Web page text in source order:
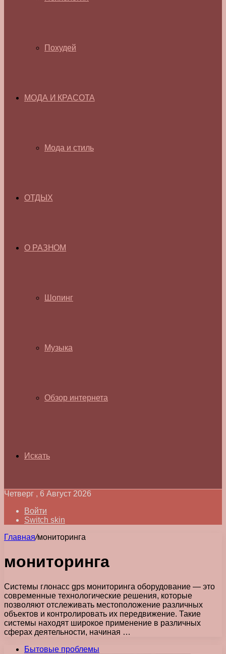
Похудей
МОДА И КРАСОТА
Мода и стиль
ОТДЫХ
О РАЗНОМ
Шопинг
Музыка
Обзор интернета
Искать
Четверг , 6 Август 2026
Войти
Switch skin
Главная/мониторинга
мониторинга
Системы глонасс gps мониторинга оборудование — это
современные технологические решения, которые
позволяют отслеживать местоположение различных
объектов и контролировать их передвижение. Такие
системы находят широкое применение в различных
сферах деятельности, начиная …
Бытовые проблемы